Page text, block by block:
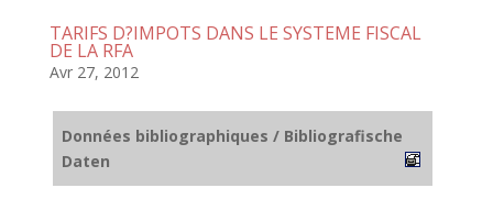
TARIFS D?IMPOTS DANS LE SYSTEME FISCAL
DE LA RFA
Avr 27, 2012
Données bibliographiques / Bibliografische
Daten